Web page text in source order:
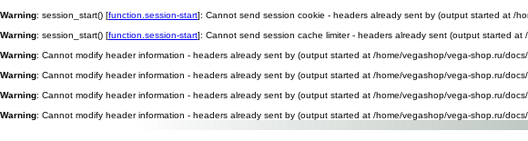
Warning: session_start() [function.session-start]: Cannot send session cookie - headers already sent by (output started at /
Warning: session_start() [function.session-start]: Cannot send session cache limiter - headers already sent (output started
Warning: Cannot modify header information - headers already sent by (output started at /home/vegashop/vega-shop.ru/
Warning: Cannot modify header information - headers already sent by (output started at /home/vegashop/vega-shop.ru/
Warning: Cannot modify header information - headers already sent by (output started at /home/vegashop/vega-shop.ru/
Warning: Cannot modify header information - headers already sent by (output started at /home/vegashop/vega-shop.ru/